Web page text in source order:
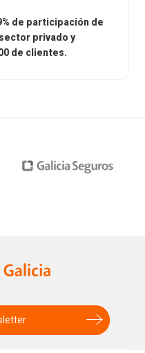
de participación de
privado y
de clientes.